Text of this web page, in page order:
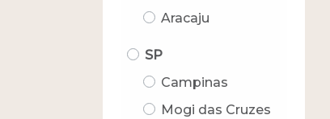
Aracaju
SP
Campinas
Mogi das Cruzes